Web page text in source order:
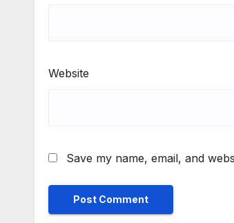
Website
Save my name, email, and